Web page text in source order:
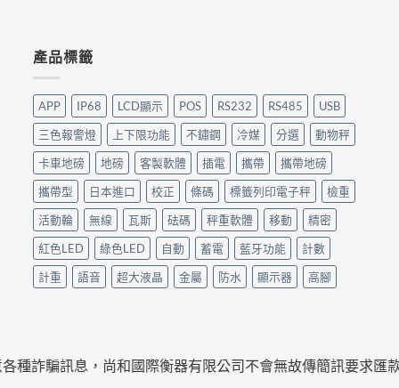
產品標籤
APP IP68 LCD顯示 POS RS232 RS485
USB
三色報警燈
上下限功能 不鏽鋼 冷媒 分選
動物秤
卡車地磅
地磅 客製軟體 插電 攜帶
攜帶地磅
攜帶型
日本進口 校正 條碼 標籤列印電子秤
檢重
活動輪
無線 瓦斯 砝碼 秤重軟體 移動
精密
紅色LED
綠色LED 自動 蓄電 藍牙功能
計數
計重
語音 超大液晶 金屬 防水 顯示器 高腳
訊息，尚和國際衡器有限公司不會無故傳簡訊要求匯款或下